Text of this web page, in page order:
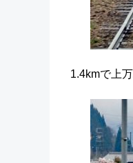
1.4kmで上